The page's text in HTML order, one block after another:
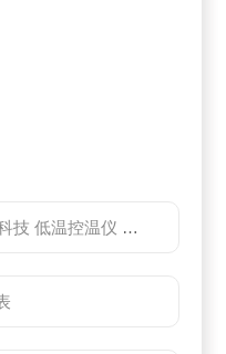
温控温仪 实验仪器